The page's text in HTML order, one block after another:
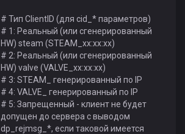
# Тип ClientID (для cid_* параметров)
# 1: Реальный (или сгенерированный
HW) steam (STEAM_xx:xx:xx)
# 2: Реальный (или сгенерированный
HW) valve (VALVE_xx:xx:xx)
# 3: STEAM_ генерированный по IP
# 4: VALVE_ генерированный по IP
# 5: Запрещенный - клиент не будет
допущен до сервера с выводом
dp_rejmsg_*, если таковой имеется